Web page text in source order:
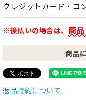
クレジットカード・コ
※後払いの場合は、 商
商品
返品特約について